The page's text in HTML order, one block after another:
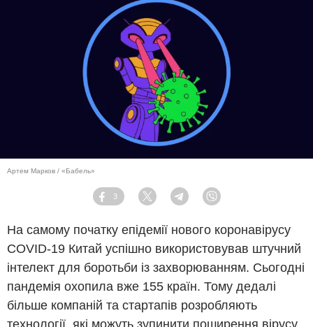
Артем Марков / «Бабель»
Facebook
3
Twitter TelegramViber
На самому початку епідемії нового коронавірусу
COVID-19 Китай успішно використовував штучний
інтелект для боротьби із захворюванням. Сьогодні
пандемія охопила вже 155 країн. Тому дедалі
більше компаній та стартапів розробляють